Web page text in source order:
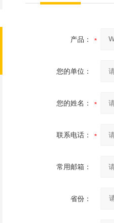
产品：
您的单位：
您的姓名：
联系电话：
常用邮箱：
省份：